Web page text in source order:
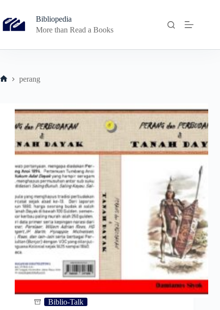
content
Bibliopedia
More than Read a Books
perang
Biblio-Talk